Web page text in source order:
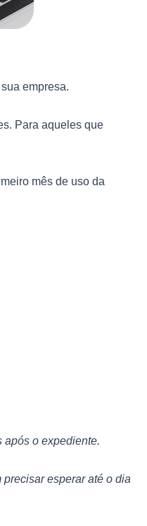
empresa.
Para aqueles que
mês de uso da
após o expediente.
esperar até o dia